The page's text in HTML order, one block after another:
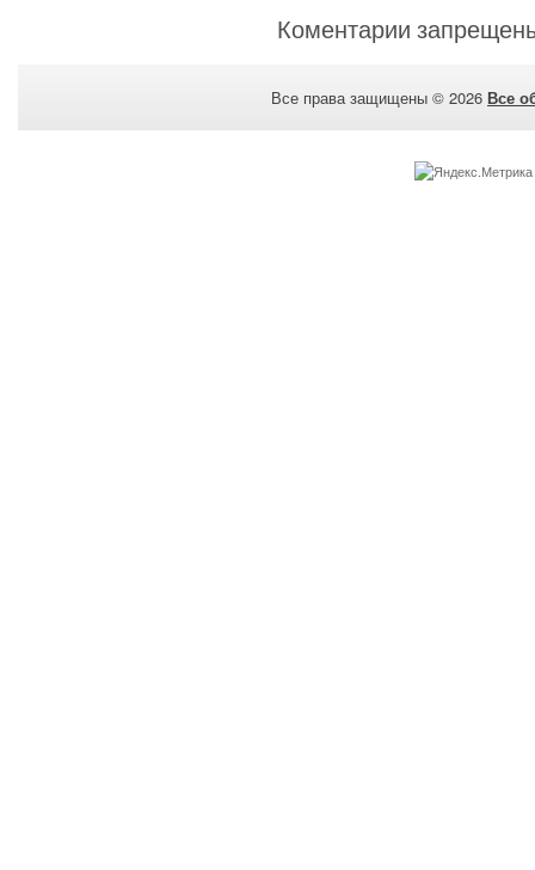
Коментарии
Все права защищены © 2026 Все